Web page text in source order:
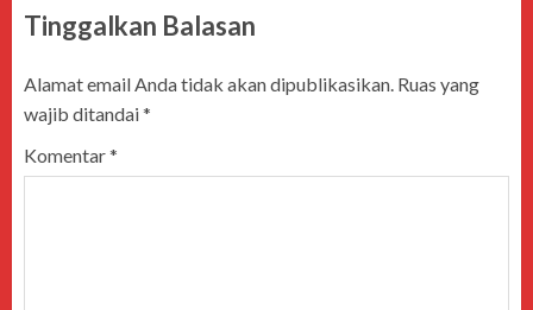
Tinggalkan Balasan
Alamat email Anda tidak akan dipublikasikan. Ruas yang
wajib ditandai*
Komentar*